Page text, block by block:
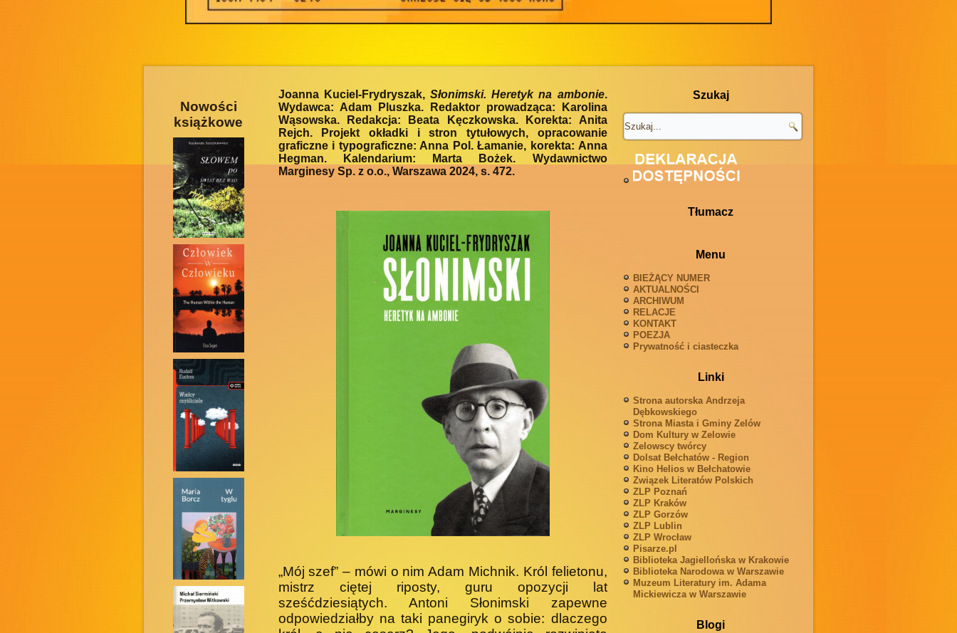
Nowości
książkowe
Joanna Kuciel-Frydryszak, Słonimski. Heretyk na ambonie.
Wydawca: Adam Pluszka. Redaktor prowadząca: Karolina
Wąsowska. Redakcja: Beata Kęczkowska. Korekta: Anita
Rejch. Projekt okładki i stron tytułowych, opracowanie
graficzne i typograficzne: Anna Pol. Łamanie, korekta: Anna
Hegman. Kalendarium: Marta Bożek. Wydawnictwo
Marginesy Sp. z o.o., Warszawa 2024, s. 472.
„Mój szef” – mówi o nim Adam Michnik. Król felietonu,
mistrz ciętej riposty, guru opozycji lat
sześćdziesiątych. Antoni Słonimski zapewne
odpowiedziałby na taki panegiryk o sobie: dlaczego
Szukaj
Tłumacz
Menu
BIEŻĄCY NUMER
AKTUALNOŚCI
ARCHIWUM
RELACJE
KONTAKT
POEZJA
Prywatność i ciasteczka
Linki
Strona autorska Andrzeja
Dębkowskiego
Strona Miasta i Gminy Zelów
Dom Kultury w Zelowie
Zelowscy twórcy
Dolsat Bełchatów - Region
Kino Helios w Bełchatowie
Związek Literatów Polskich
ZLP Poznań
ZLP Kraków
ZLP Gorzów
ZLP Lublin
ZLP Wrocław
Pisarze.pl
Biblioteka Jagiellońska w Krakowie
Biblioteka Narodowa w Warszawie
Muzeum Literatury im. Adama
Mickiewicza w Warszawie
Blogi